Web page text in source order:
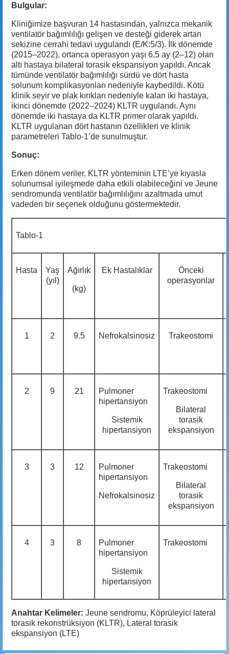
Bulgular:
Kliniğimize başvuran 14 hastasından, yalnızca mekanik
ventilatör bağımlılığı gelişen ve desteği giderek artan
sekizine cerrahi tedavi uygulandı (E/K:5/3). İlk dönemde
(2015–2022), ortanca operasyon yaşı 6,5 ay (2–12) olan
altı hastaya bilateral torasik ekspansiyon yapıldı. Ancak
tümünde ventilatör bağımlılığı sürdü ve dört hasta
solunum komplikasyonları nedeniyle kaybedildi. Kötü
klinik seyir ve plak kırıkları nedeniyle kalan iki hastaya,
ikinci dönemde (2022–2024) KLTR uygulandı. Aynı
dönemde iki hastaya da KLTR primer olarak yapıldı.
KLTR uygulanan dört hastanın özellikleri ve klinik
parametreleri Tablo-1’de sunulmuştur.
Sonuç:
Erken dönem veriler, KLTR yönteminin LTE’ye kıyasla
solunumsal iyileşmede daha etkili olabileceğini ve Jeune
sendromunda ventilatör bağımlılığını azaltmada umut
vadeden bir seçenek olduğunu göstermektedir.
Tablo-1
Hasta
Yaş
(yıl)
Ağırlık
(kg)
Ek Hastalıklar
Önceki
operasyonlar
1 2 9.5 Nefrokalsinosiz Trakeostomi
2 9 21
Pulmoner
hipertansiyon
Sistemik
hipertansiyon
Trakeostomi
Bilateral
torasik
ekspansiyon
3 3 12
Pulmoner
hipertansiyon
Nefrokalsinosiz
Trakeostomi
Bilateral
torasik
ekspansiyon
4 3 8
Pulmoner
hipertansiyon
Sistemik
hipertansiyon
Trakeostomi
Anahtar Kelimeler: Jeune sendromu, Köprüleyici lateral
torasik rekonstrüksiyon (KLTR), Lateral torasik
ekspansiyon (LTE)